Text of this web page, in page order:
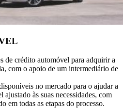
de crédito automóvel para adquirir a
com o apoio de um intermediário de
no mercado para o ajudar a
às suas necessidades, com
em todas as etapas do processo.